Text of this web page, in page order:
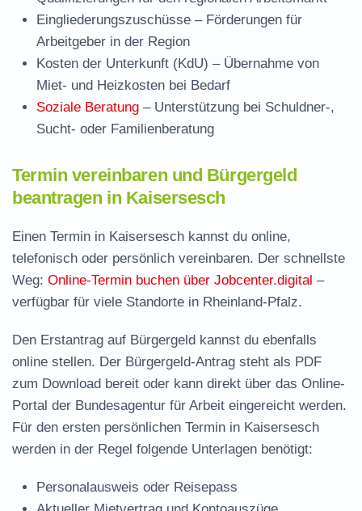
Eingliederungszuschüsse – Förderungen für
Arbeitgeber in der Region
Kosten der Unterkunft (KdU) – Übernahme von
Miet- und Heizkosten bei Bedarf
Soziale Beratung – Unterstützung bei Schuldner-,
Sucht- oder Familienberatung
Termin vereinbaren und Bürgergeld
beantragen in Kaisersesch
Einen Termin in Kaisersesch kannst du online,
telefonisch oder persönlich vereinbaren. Der schnellste
Weg: Online-Termin buchen über Jobcenter.digital –
verfügbar für viele Standorte in Rheinland-Pfalz.
Den Erstantrag auf Bürgergeld kannst du ebenfalls
online stellen. Der Bürgergeld-Antrag steht als PDF
zum Download bereit oder kann direkt über das Online-
Portal der Bundesagentur für Arbeit eingereicht werden.
Für den ersten persönlichen Termin in Kaisersesch
werden in der Regel folgende Unterlagen benötigt:
Personalausweis oder Reisepass